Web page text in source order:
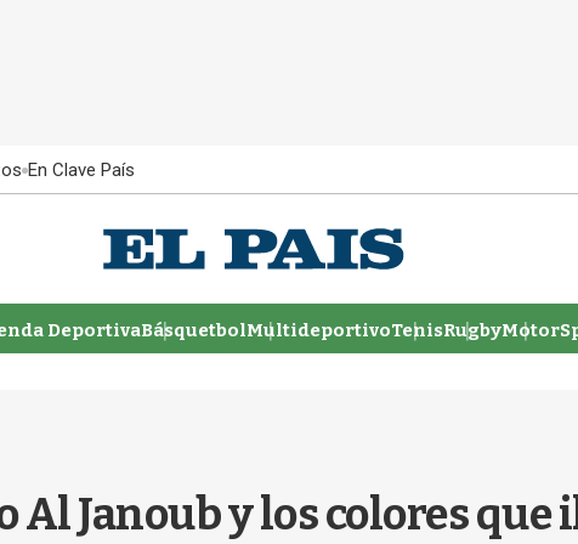
En Clave País
DeportivaBásquetbolMultideportivoTenisRugby
Al Janoub y los colores